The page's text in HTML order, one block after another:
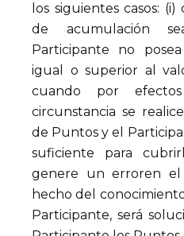
los siguientes casos:
de acumulación
Participante no
igual o superior al
cuando por
circunstancia se
de Puntos y el
suficiente para
genere un erroren el
hecho del
Participante, será